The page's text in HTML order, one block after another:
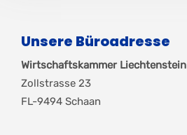
Unsere Büroadresse
Wirtschaftskammer Liechtenstein
Zollstrasse 23
FL-9494 Schaan